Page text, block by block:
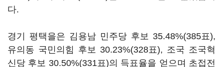
다.
경기 평택을은 김용남 민주당 후보 35.48%(385표),
유의동 국민의힘 후보 30.23%(328표), 조국 조국혁
신당 후보 30.50%(331표)의 득표율을 얻으며 초접전